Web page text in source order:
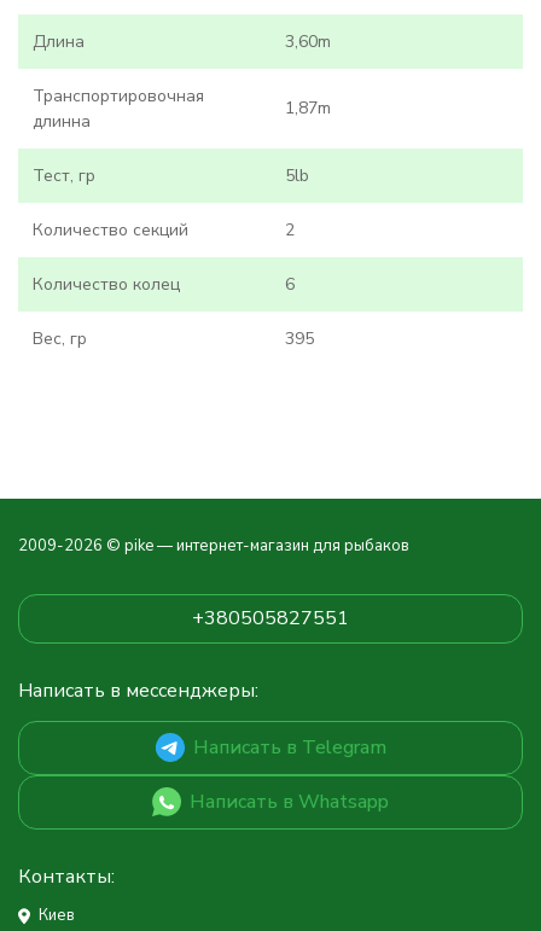
Длина 3,60m
Транспортировочная
длинна
1,87m
Тест, гр 5lb
Количество секций 2
Количество колец 6
Вес, гр 395
2009-2026 © pike — интернет-магазин для рыбаков
+380505827551
Написать в мессенджеры:
Написать в Telegram
Написать в Whatsapp
Контакты:
Киев